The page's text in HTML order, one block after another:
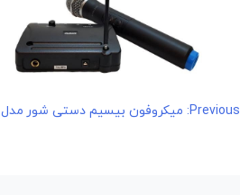
راهبری
Previous: میکروفون بیسیم دستی شور مدل UGX90-T